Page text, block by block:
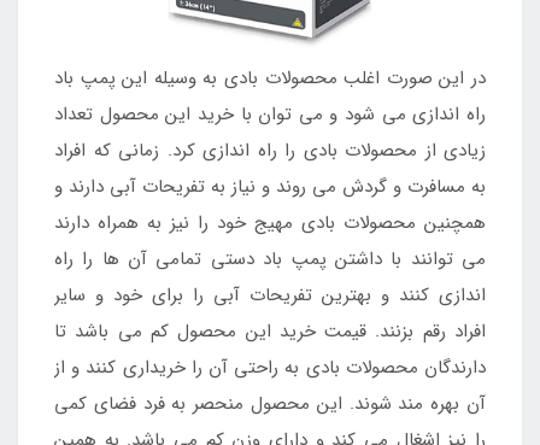
در این صورت اغلب محصولات بادی به وسیله این پمپ باد
راه اندازی می شود و می توان با خرید این محصول تعداد
زیادی از محصولات بادی را راه اندازی کرد. زمانی که افراد
به مسافرت و گردش می روند و نیاز به تفریحات آبی دارند و
همچنین محصولات بادی مهیج خود را نیز به همراه دارند
می توانند با داشتن پمپ باد دستی تمامی آن ها را راه
اندازی کنند و بهترین تفریحات آبی را برای خود و سایر
افراد رقم بزنند. قیمت خرید این محصول کم می باشد تا
دارندگان محصولات بادی به راحتی آن را خریداری کنند و از
آن بهره مند شوند. این محصول منحصر به فرد فضای کمی